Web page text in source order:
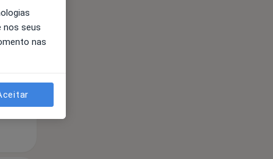
10 Ago
nos seus
nas